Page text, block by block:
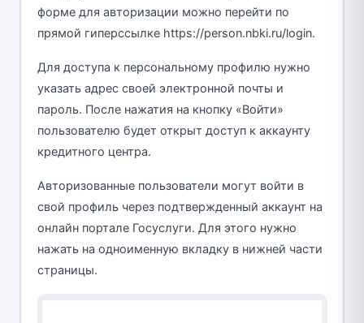
форме для авторизации можно перейти по
прямой гиперссылке https://person.nbki.ru/login.
Для доступа к персональному профилю нужно
указать адрес своей электронной почты и
пароль. После нажатия на кнопку «Войти»
пользователю будет открыт доступ к аккаунту
кредитного центра.
Авторизованные пользователи могут войти в
свой профиль через подтвержденный аккаунт на
онлайн портале Госуслуги. Для этого нужно
нажать на одноименную вкладку в нижней части
страницы.